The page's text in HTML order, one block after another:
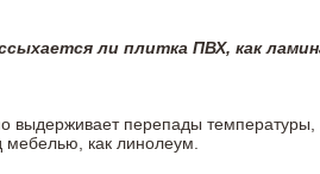
ли плитка ПВХ, как
выдерживает перепады температуры,
мебелью, как линолеум.